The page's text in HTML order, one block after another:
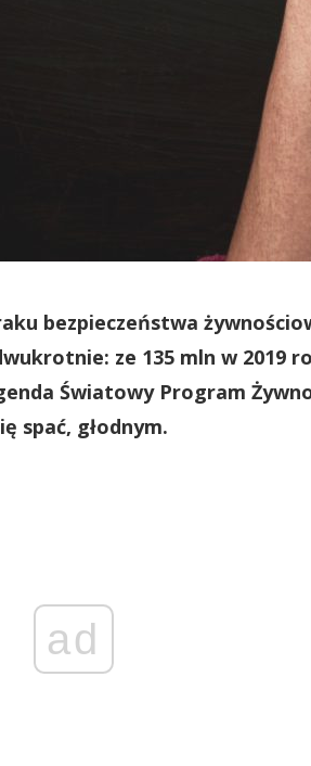
bezpieczeństwa
ze 135 mln w 2019
Światowy Program
spać, głodnym.
ad